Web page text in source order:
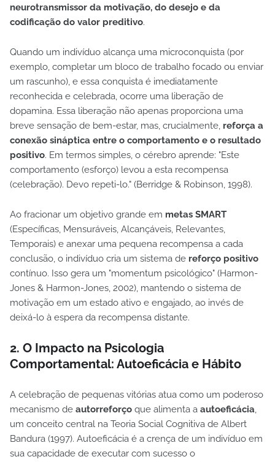
neurotransmissor da motivação, do desejo e da
codificação do valor preditivo.
Quando um indivíduo alcança uma microconquista (por
exemplo, completar um bloco de trabalho focado ou enviar
um rascunho), e essa conquista é imediatamente
reconhecida e celebrada, ocorre uma liberação de
dopamina. Essa liberação não apenas proporciona uma
breve sensação de bem-estar, mas, crucialmente, reforça a
conexão sináptica entre o comportamento e o resultado
positivo. Em termos simples, o cérebro aprende: "Este
comportamento (esforço) levou a esta recompensa
(celebração). Devo repeti-lo." (Berridge & Robinson, 1998).
Ao fracionar um objetivo grande em metas SMART
(Específicas, Mensuráveis, Alcançáveis, Relevantes,
Temporais) e anexar uma pequena recompensa a cada
conclusão, o indivíduo cria um sistema de reforço positivo
contínuo. Isso gera um "momentum psicológico" (Harmon-
Jones & Harmon-Jones, 2002), mantendo o sistema de
motivação em um estado ativo e engajado, ao invés de
deixá-lo à espera da recompensa distante.
2. O Impacto na Psicologia
Comportamental: Autoeficácia e Hábito
A celebração de pequenas vitórias atua como um poderoso
mecanismo de autorreforço que alimenta a autoeficácia,
um conceito central na Teoria Social Cognitiva de Albert
Bandura (1997). Autoeficácia é a crença de um indivíduo em
sua capacidade de executar com sucesso o